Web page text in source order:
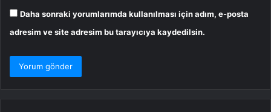
Daha sonraki yorumlarımda kullanılması için adım, e-posta
adresim ve site adresim bu tarayıcıya kaydedilsin.